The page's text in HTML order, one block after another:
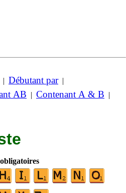
| Débutant par|
AB | Contenant A & B |
obligatoires